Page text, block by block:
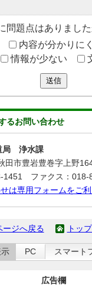
問題点はありまし
内容が分かりに
情報が少ない
送信
るお問い合わせ
局 浄水課
市豊岩豊巻字上野
1451 ファクス：018-
は専用フォームをご利
ージへ戻る トッ
PC スマート
広告欄